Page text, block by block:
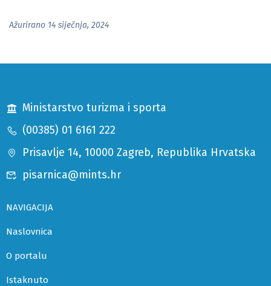
Ažurirano 14 siječnja, 2024
Ministarstvo turizma i sporta
(00385) 01 6161 222
Prisavlje 14, 10000 Zagreb, Republika Hrvatska
pisarnica@mints.hr
NAVIGACIJA
Naslovnica
O portalu
Istaknuto